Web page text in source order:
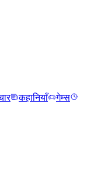
कहानियाँ
गेम्स